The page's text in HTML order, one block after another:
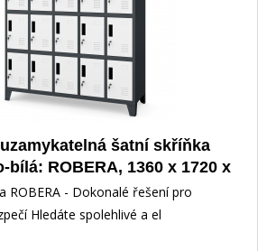
šatní skříňka
bílá: ROBERA, 1360 x 1720 x
450 mm
ROBERA - Dokonalé řešení pro
Hledáte spolehlivé a el